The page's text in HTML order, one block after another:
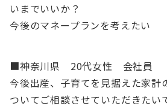
いまでいいか？
今後のマネープランを考えたい
■神奈川県 20代女性 会社員
今後出産、子育てを見据えた家計
ついてご相談させていただきたい